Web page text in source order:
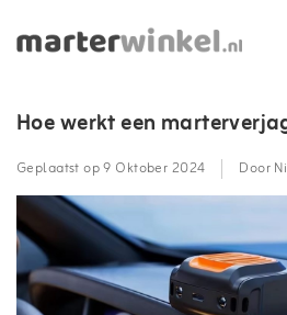
Hoe werkt een
Geplaatst op9 Oktober 2024 Door